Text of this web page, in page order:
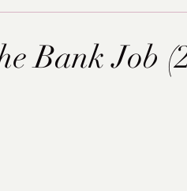
Bank Job